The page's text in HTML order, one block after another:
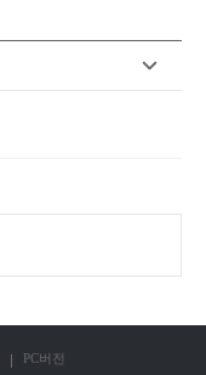
PC버전